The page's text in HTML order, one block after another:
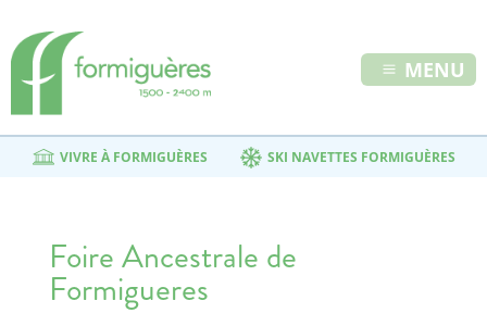
MENU
VIVRE À FORMIGUÈRES SKI NAVETTES FORMIGUÈRES
Foire Ancestrale de
Formigueres